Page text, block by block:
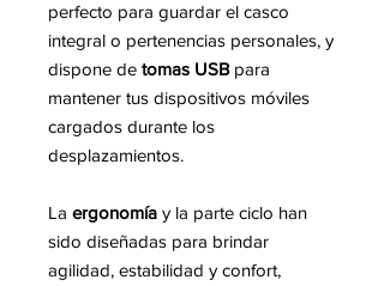
perfecto para guardar el casco
integral o pertenencias personales, y
dispone de tomas USBpara
mantener tus dispositivos móviles
cargados durante los
desplazamientos.
La ergonomía y la parte ciclo han
sido diseñadas para brindar
agilidad, estabilidad y confort,